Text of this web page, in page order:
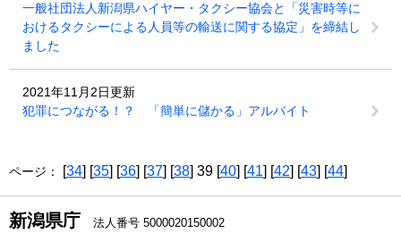
一般社団法人新潟県ハイヤー・タクシー協会と「災害時等に
おけるタクシーによる人員等の輸送に関する協定」を締結し
ました
2021年11月2日更新
犯罪につながる！？ 「簡単に儲かる」アルバイト
ページ： [34] [35] [36] [37] [38] 39 [40] [41] [42] [43] [44]
新潟県庁 法人番号 5000020150002